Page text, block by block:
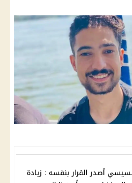
أصدر القرار بنفسه : زيادة